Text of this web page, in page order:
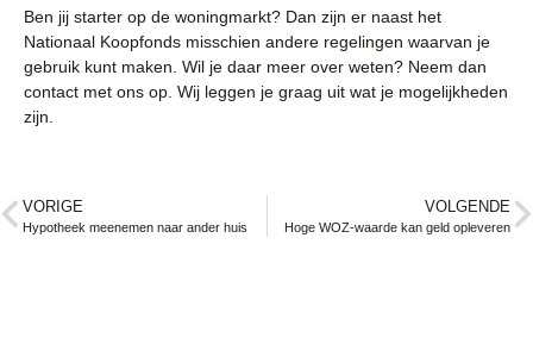
Ben jij starter op de woningmarkt? Dan zijn er naast het
Nationaal Koopfonds misschien andere regelingen waarvan je
gebruik kunt maken. Wil je daar meer over weten? Neem dan
contact met ons op. Wij leggen je graag uit wat je mogelijkheden
zijn.
VORIGE
Hypotheek meenemen naar ander huis
VOLGENDE
Hoge WOZ-waarde kan geld opleveren